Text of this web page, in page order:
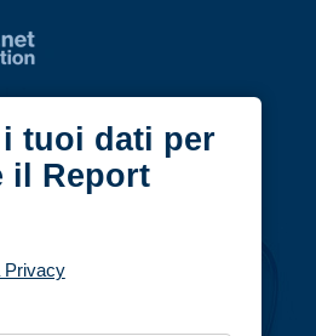
tuoi dati per
il Report
Privacy